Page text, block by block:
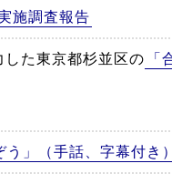
施調査報告
した東京都杉並区の
「
う」（手話、字幕付き